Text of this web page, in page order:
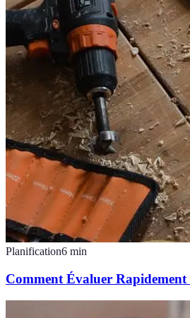
Planification6 min
Comment Évaluer